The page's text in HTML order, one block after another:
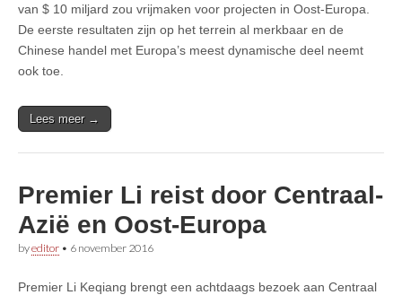
van $ 10 miljard zou vrijmaken voor projecten in Oost-Europa.
De eerste resultaten zijn op het terrein al merkbaar en de
Chinese handel met Europa’s meest dynamische deel neemt
ook toe.
Lees meer →
Premier Li reist door Centraal-
Azië en Oost-Europa
byeditor • 6 november 2016
Premier Li Keqiang brengt een achtdaags bezoek aan Centraal